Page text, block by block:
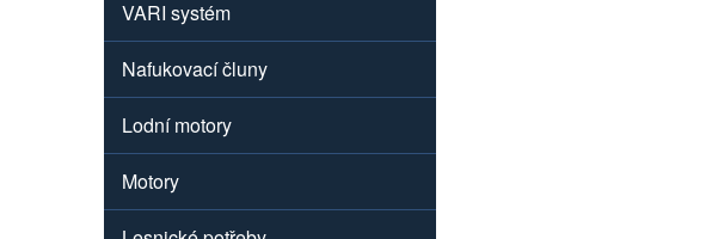
VARI systém
Nafukovací čluny
Lodní motory
Motory